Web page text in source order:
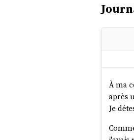
À ma
après
Je